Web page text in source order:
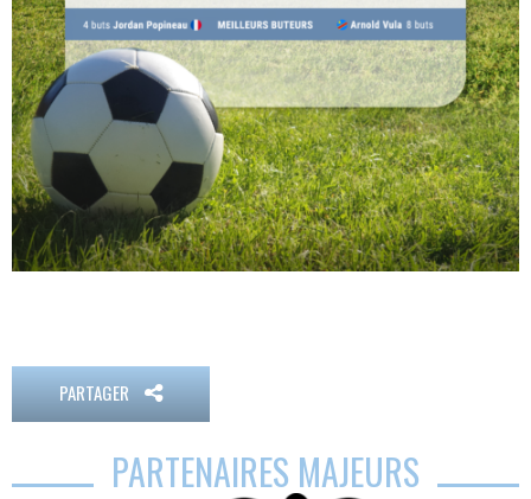
PARTAGER
PARTENAIRES MAJEURS